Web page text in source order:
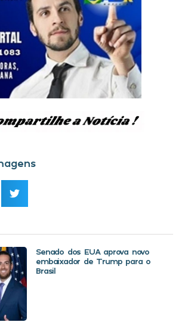
Senado dos EUA aprova novo
embaixador de Trump para o
Brasil